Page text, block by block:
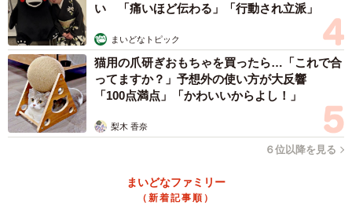
い 「痛いほど伝わる」「行動され立派」
まいどなトピック
猫用の爪研ぎおもちゃを買ったら…「これで合
ってますか？」予想外の使い方が大反響
「100点満点」「かわいいからよし！」
梨木 香奈
６位以降を見る
まいどなファミリー
（新着記事順）